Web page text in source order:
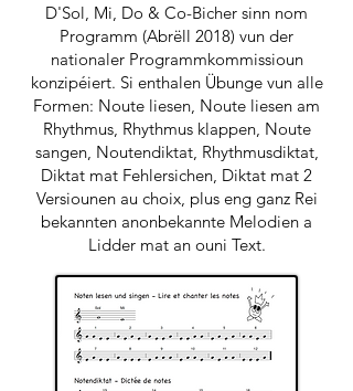
D'Sol, Mi, Do & Co-Bicher sinn nom
Programm (Abrëll 2018) vun der
nationaler Programmkommissioun
konzipéiert. Si enthalen Übunge vun alle
Formen: Noute liesen, Noute liesen am
Rhythmus, Rhythmus klappen, Noute
sangen, Noutendiktat, Rhythmusdiktat,
Diktat mat Fehlersichen, Diktat mat 2
Versiounen au choix, plus eng ganz Rei
bekannten anonbekannte Melodien a
Lidder mat an ouni Text.